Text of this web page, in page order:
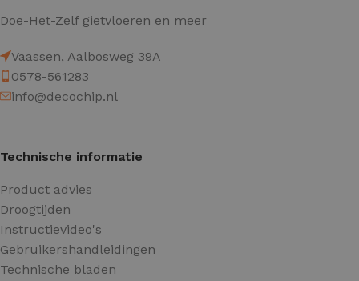
Doe-Het-Zelf gietvloeren en meer
Vaassen, Aalbosweg 39A
0578-561283
info@decochip.nl
Technische informatie
Product advies
Droogtijden
Instructievideo's
Gebruikershandleidingen
Technische bladen